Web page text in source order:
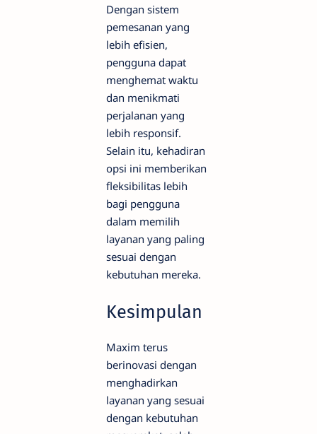
Dengan sistem
pemesanan yang
lebih efisien,
pengguna dapat
menghemat waktu
dan menikmati
perjalanan yang
lebih responsif.
Selain itu, kehadiran
opsi ini memberikan
fleksibilitas lebih
bagi pengguna
dalam memilih
layanan yang paling
sesuai dengan
kebutuhan mereka.
Kesimpulan
Maxim terus
berinovasi dengan
menghadirkan
layanan yang sesuai
dengan kebutuhan